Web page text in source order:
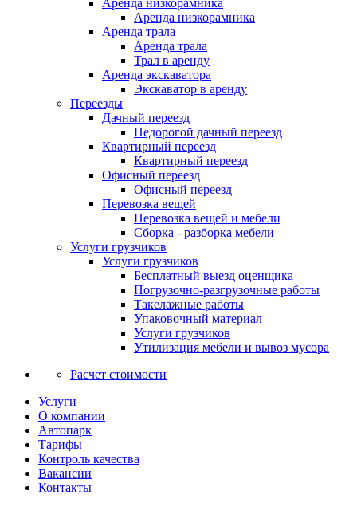
Аренда низкорамника
Аренда низкорамника
Аренда трала
Аренда трала
Трал в аренду
Аренда экскаватора
Экскаватор в аренду
Переезды
Дачный переезд
Недорогой дачный переезд
Квартирный переезд
Квартирный переезд
Офисный переезд
Офисный переезд
Перевозка вещей
Перевозка вещей и мебели
Сборка - разборка мебели
Услуги грузчиков
Услуги грузчиков
Бесплатный выезд оценщика
Погрузочно-разгрузочные работы
Такелажные работы
Упаковочный материал
Услуги грузчиков
Утилизация мебели и вывоз мусора
Расчет стоимости
Услуги
О компании
Автопарк
Тарифы
Контроль качества
Вакансии
Контакты